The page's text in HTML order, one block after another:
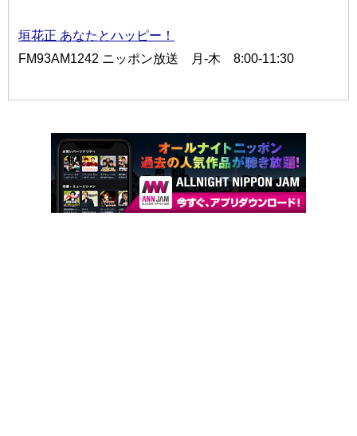
垣花正 あなたとハッピー！
FM93AM1242 ニッポン放送 月-木 8:00-11:30